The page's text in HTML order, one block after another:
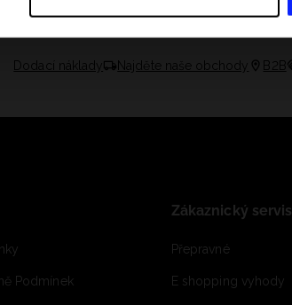
Dodací náklady Najděte naše obchody B2B
Podmínek
Zákaznický servis
Přepravné
E shopping vyhody